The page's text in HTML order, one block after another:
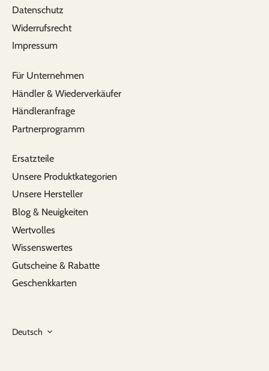
Datenschutz
Widerrufsrecht
Impressum
Für Unternehmen
Händler & Wiederverkäufer
Händleranfrage
Partnerprogramm
Ersatzteile
Unsere Produktkategorien
Unsere Hersteller
Blog & Neuigkeiten
Wertvolles
Wissenswertes
Gutscheine & Rabatte
Geschenkkarten
Sprache
Deutsch